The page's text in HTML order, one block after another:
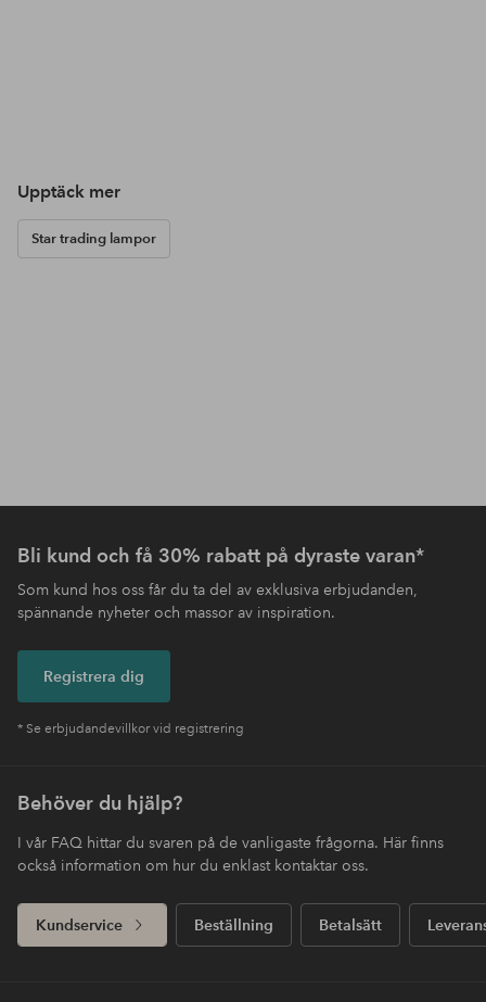
Upptäck mer
Star trading lampor
Bli kund och få 30% rabatt på dyraste varan*
Som kund hos oss får du ta del av exklusiva erbjudanden,
spännande nyheter och massor av inspiration.
Registrera dig
* Se erbjudandevillkor vid registrering
Behöver du hjälp?
I vår FAQ hittar du svaren på de vanligaste frågorna. Här finns
också information om hur du enklast kontaktar oss.
Kundservice Beställning Betalsätt